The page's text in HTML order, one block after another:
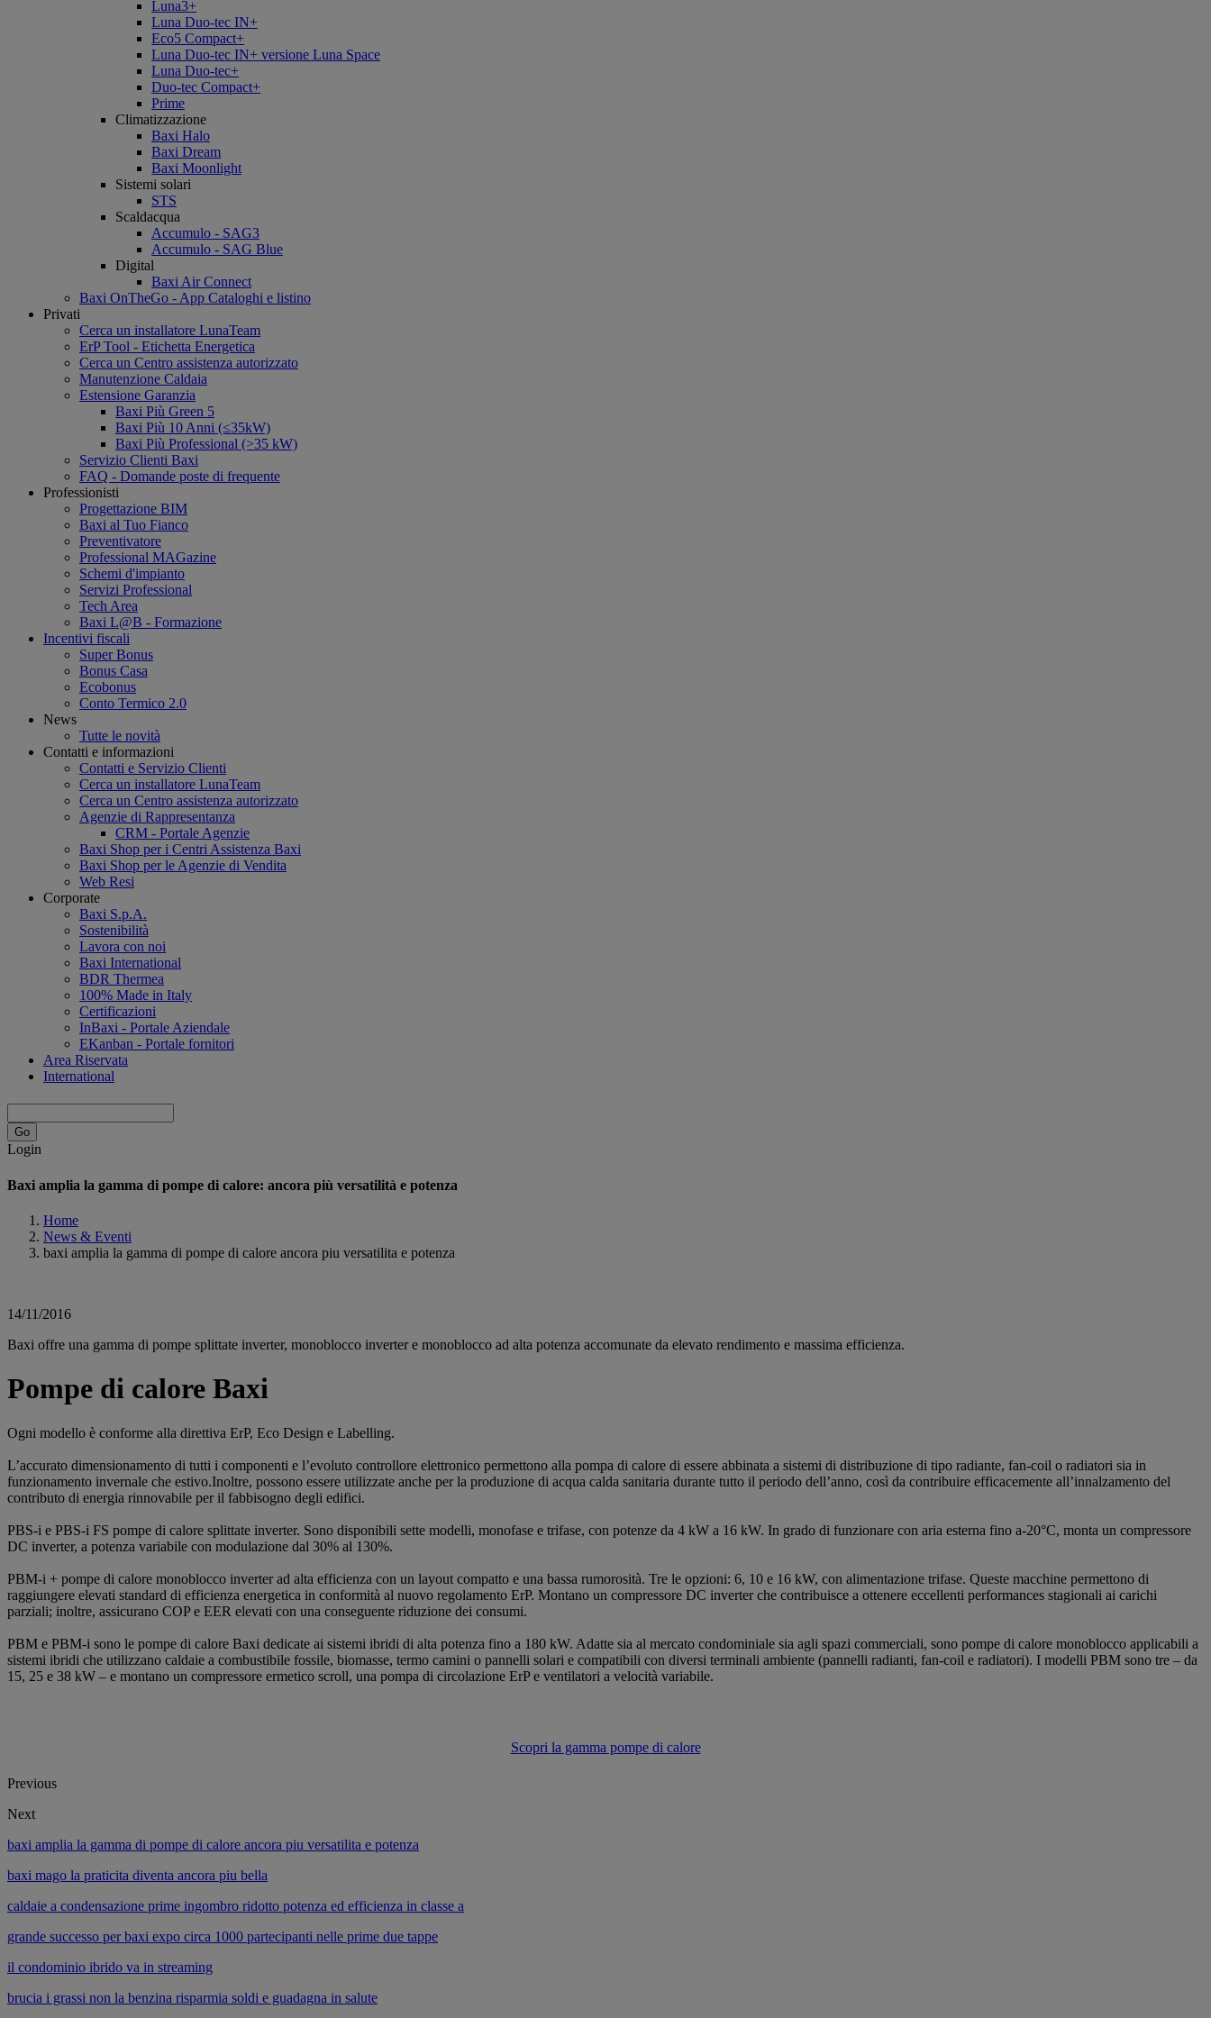
Luna3+
Luna Duo-tec IN+
Eco5 Compact+
Luna Duo-tec IN+ versione Luna Space
Luna Duo-tec+
Duo-tec Compact+
Prime
Climatizzazione
Baxi Halo
Baxi Dream
Baxi Moonlight
Sistemi solari
STS
Scaldacqua
Accumulo - SAG3
Accumulo - SAG Blue
Digital
Baxi Air Connect
Baxi OnTheGo - App Cataloghi e listino
Privati
Cerca un installatore LunaTeam
ErP Tool - Etichetta Energetica
Cerca un Centro assistenza autorizzato
Manutenzione Caldaia
Estensione Garanzia
Baxi Più Green 5
Baxi Più 10 Anni (≤35kW)
Baxi Più Professional (>35 kW)
Servizio Clienti Baxi
FAQ - Domande poste di frequente
Professionisti
Progettazione BIM
Baxi al Tuo Fianco
Preventivatore
Professional MAGazine
Schemi d'impianto
Servizi Professional
Tech Area
Baxi L@B - Formazione
Incentivi fiscali
Super Bonus
Bonus Casa
Ecobonus
Conto Termico 2.0
News
Tutte le novità
Contatti e informazioni
Contatti e Servizio Clienti
Cerca un installatore LunaTeam
Cerca un Centro assistenza autorizzato
Agenzie di Rappresentanza
CRM - Portale Agenzie
Baxi Shop per i Centri Assistenza Baxi
Baxi Shop per le Agenzie di Vendita
Web Resi
Corporate
Baxi S.p.A.
Sostenibilità
Lavora con noi
Baxi International
BDR Thermea
100% Made in Italy
Certificazioni
InBaxi - Portale Aziendale
EKanban - Portale fornitori
Area Riservata
International
Login
Baxi amplia la gamma di pompe di calore: ancora più versatilità e potenza
Home
News & Eventi
baxi amplia la gamma di pompe di calore ancora piu versatilita e potenza
14/11/2016
Baxi offre una gamma di pompe splittate inverter, monoblocco inverter e monoblocco ad alta potenza accomunate da elevato rendimento e massima efficienza.
Pompe di calore Baxi
Ogni modello è conforme alla direttiva ErP, Eco Design e Labelling.
L’accurato dimensionamento di tutti i componenti e l’evoluto controllore elettronico permettono alla pompa di calore di essere abbinata a sistemi di distribuzione di tipo radiante, fan-coil o radiatori sia in
funzionamento invernale che estivo.Inoltre, possono essere utilizzate anche per la produzione di acqua calda sanitaria durante tutto il periodo dell’anno, così da contribuire efficacemente all’innalzamento del
contributo di energia rinnovabile per il fabbisogno degli edifici.
PBS-i e PBS-i FS pompe di calore splittate inverter. Sono disponibili sette modelli, monofase e trifase, con potenze da 4 kW a 16 kW. In grado di funzionare con aria esterna fino a-20°C, monta un compressore
DC inverter, a potenza variabile con modulazione dal 30% al 130%.
PBM-i + pompe di calore monoblocco inverter ad alta efficienza con un layout compatto e una bassa rumorosità. Tre le opzioni: 6, 10 e 16 kW, con alimentazione trifase. Queste macchine permettono di
raggiungere elevati standard di efficienza energetica in conformità al nuovo regolamento ErP. Montano un compressore DC inverter che contribuisce a ottenere eccellenti performances stagionali ai carichi
parziali; inoltre, assicurano COP e EER elevati con una conseguente riduzione dei consumi.
PBM e PBM-i sono le pompe di calore Baxi dedicate ai sistemi ibridi di alta potenza fino a 180 kW. Adatte sia al mercato condominiale sia agli spazi commerciali, sono pompe di calore monoblocco applicabili a
sistemi ibridi che utilizzano caldaie a combustibile fossile, biomasse, termo camini o pannelli solari e compatibili con diversi terminali ambiente (pannelli radianti, fan-coil e radiatori). I modelli PBM sono tre – da
15, 25 e 38 kW – e montano un compressore ermetico scroll, una pompa di circolazione ErP e ventilatori a velocità variabile.
Scopri la gamma pompe di calore
Previous
Next
baxi amplia la gamma di pompe di calore ancora piu versatilita e potenza
baxi mago la praticita diventa ancora piu bella
caldaie a condensazione prime ingombro ridotto potenza ed efficienza in classe a
grande successo per baxi expo circa 1000 partecipanti nelle prime due tappe
il condominio ibrido va in streaming
brucia i grassi non la benzina risparmia soldi e guadagna in salute